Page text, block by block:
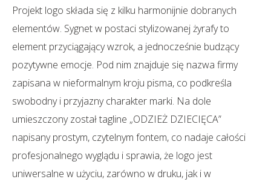
Projekt logo składa się z kilku harmonijnie dobranych
elementów. Sygnet w postaci stylizowanej żyrafy to
element przyciągający wzrok, a jednocześnie budzący
pozytywne emocje. Pod nim znajduje się nazwa firmy
zapisana w nieformalnym kroju pisma, co podkreśla
swobodny i przyjazny charakter marki. Na dole
umieszczony został tagline „ODZIEŻ DZIECIĘCA”
napisany prostym, czytelnym fontem, co nadaje całości
profesjonalnego wyglądu i sprawia, że logo jest
uniwersalne w użyciu, zarówno w druku, jak i w